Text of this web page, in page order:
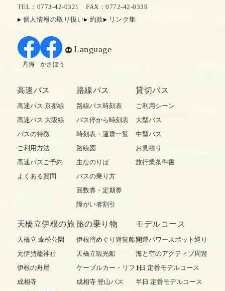
TEL：0772-42-0321
FAX：0772-42-0339
個人情報の取り扱い
約款 リンク集
Language
丹海 かさぼう
高速バス
高速バス 京都線
高速バス 大阪線
バスの特徴
ご利用方法
高速バスご予約
よくある質問
路線バス
路線バス時刻表
バス停から時刻表
時刻表・運賃一覧
路線図
主なのりば
バスの乗り方
回数券・定期券
障がい者割引
貸切バス
ご利用シーン
大型バス
中型バス
お見積り
旅行業条件書
天橋立伊根の旅
天橋立 傘松公園
元伊勢籠神社
伊根の舟屋
成相寺
旅の乗り物
伊根湾めぐり遊覧船
天橋立観光船
ケーブルカー・リフト
成相寺 登山バス
モデルコース
開運パワースポット巡り
海と空のアクティブ周遊
1日 定番モデルコース
半日 定番モデルコース